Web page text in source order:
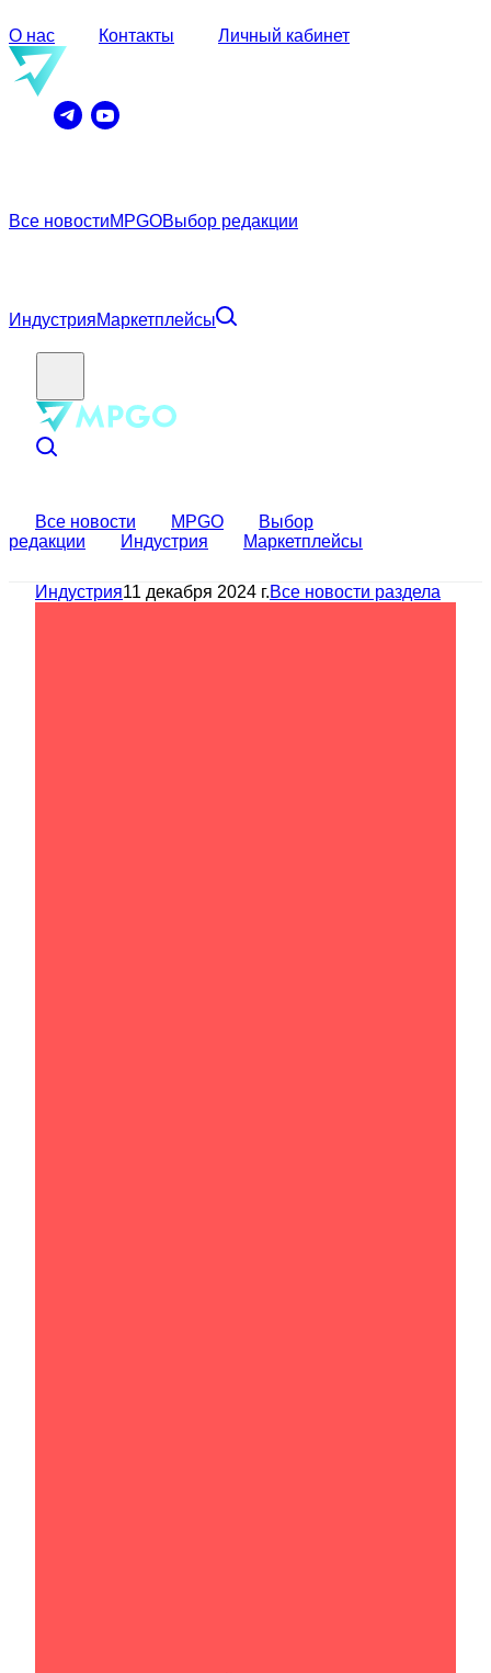
О нас Контакты Личный кабинет
Все новостиMPGOВыбор редакции
ИндустрияМаркетплейсы
Все новости MPGO
Выбор
редакции
Индустрия Маркетплейсы
Индустрия11 декабря 2024 г.Все новости раздела